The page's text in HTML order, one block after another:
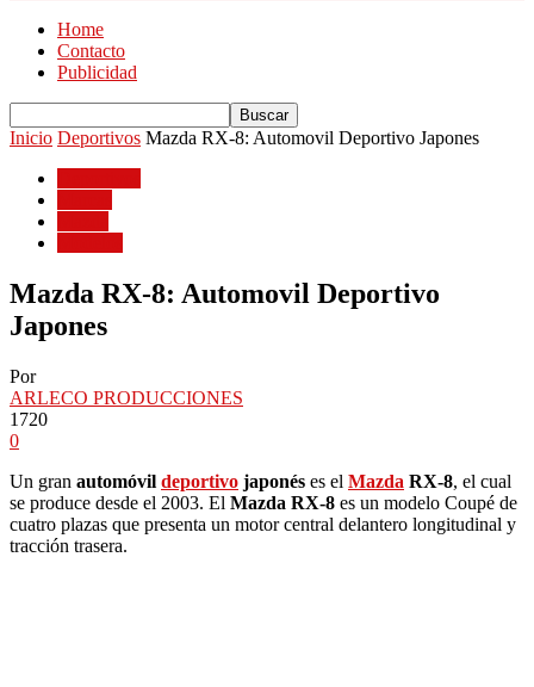
Home
Contacto
Publicidad
Inicio Deportivos Mazda RX-8: Automovil Deportivo Japones
Mazda RX-8: Automovil Deportivo
Japones
Por
ARLECO PRODUCCIONES
1720
0
Un gran automóvil deportivo japonés es el Mazda RX-8, el cual
se produce desde el 2003. El Mazda RX-8 es un modelo Coupé de
cuatro plazas que presenta un motor central delantero longitudinal y
tracción trasera.